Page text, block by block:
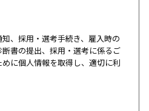
、採用・選考手続き、雇入時の
書の提出、採用・選考に係るご
に個人情報を取得し、適切に利